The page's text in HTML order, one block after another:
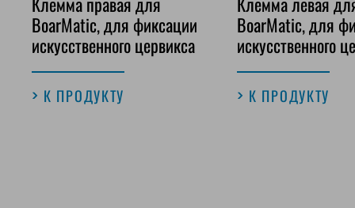
BoarMatic, для фиксации
искусственного цервикса
К ПРОДУКТУ
BoarMatic, для
искусственного
К ПРОДУКТУ